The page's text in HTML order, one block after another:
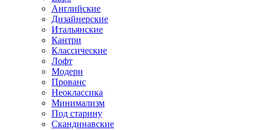
Английские
Дизайнерские
Итальянские
Кантри
Классические
Лофт
Модерн
Прованс
Неоклассика
Минимализм
Под старину
Скандинавские